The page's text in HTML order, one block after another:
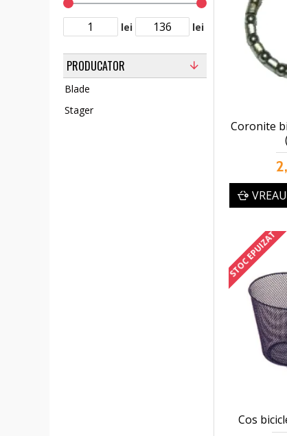
lei lei
PRODUCATOR
Blade
Stager
Coronite
STOC EPUIZAT
Cos